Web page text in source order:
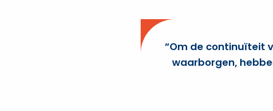
“Om de continuïteit
waarborgen,